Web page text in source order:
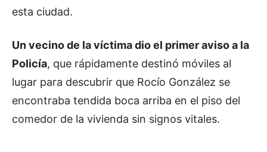
esta ciudad.
Un vecino de la víctima dio el primer aviso a la
Policía, que rápidamente destinó móviles al
lugar para descubrir que Rocío González se
encontraba tendida boca arriba en el piso del
comedor de la vivienda sin signos vitales.